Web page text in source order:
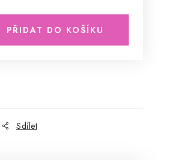
PŘIDAT DO KOŠÍKU
Sdílet